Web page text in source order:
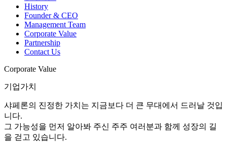
History
Founder & CEO
Management Team
Corporate Value
Partnership
Contact Us
Corporate Value
기업가치
샤페론의 진정한 가치는 지금보다 더 큰 무대에서 드러날 것입
니다.
그 가능성을 먼저 알아봐 주신 주주 여러분과 함께 성장의 길
을 걷고 있습니다.